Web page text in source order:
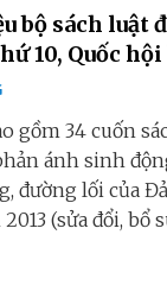
bộ sách luật
10, Quốc
gồm 34 cuốn
ánh sinh
đường lối của
(sửa đổi, bổ